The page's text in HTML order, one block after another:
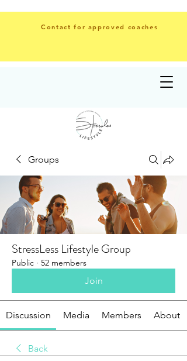
Contact for approved coaches
Groups
StressLess Lifestyle Group
Public · 52 members
Join
Discussion Media Members About
Back